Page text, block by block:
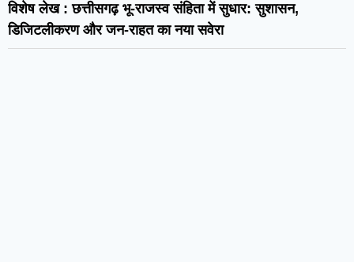
विशेष लेख : छत्तीसगढ़ भू-राजस्व संहिता में सुधार: सुशासन,
डिजिटलीकरण और जन-राहत का नया सवेरा